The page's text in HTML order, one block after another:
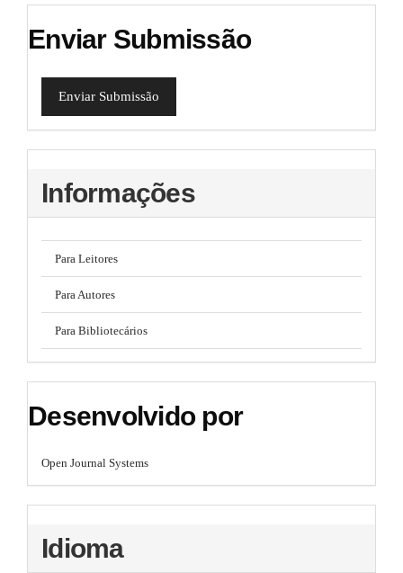
Enviar Submissão
Enviar Submissão
Informações
Para Leitores
Para Autores
Para Bibliotecários
Desenvolvido por
Open Journal Systems
Idioma